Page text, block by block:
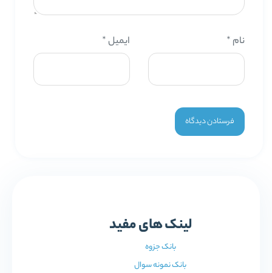
نام * ایمیل*
لینک های مفید
بانک جزوه
بانک نمونه سوال